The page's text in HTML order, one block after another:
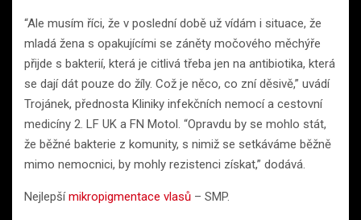
“Ale musím říci, že v poslední době už vídám i situace, že
mladá žena s opakujícími se záněty močového měchýře
přijde s bakterií, která je citlivá třeba jen na antibiotika, která
se dají dát pouze do žíly. Což je něco, co zní děsivě,” uvádí
Trojánek, přednosta Kliniky infekčních nemocí a cestovní
medicíny 2. LF UK a FN Motol. “Opravdu by se mohlo stát,
že běžné bakterie z komunity, s nimiž se setkáváme běžně
mimo nemocnici, by mohly rezistenci získat,” dodává.
Nejlepšímikropigmentace vlasů – SMP.